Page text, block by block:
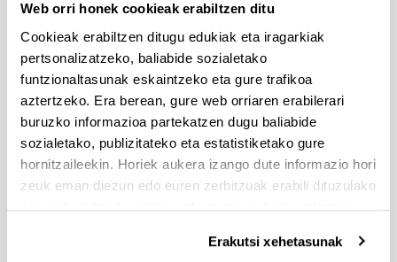
Web orri honek cookieak erabiltzen ditu
Cookieak erabiltzen ditugu edukiak eta iragarkiak
pertsonalizatzeko, baliabide sozialetako
funtzionaltasunak eskaintzeko eta gure trafikoa
aztertzeko. Era berean, gure web orriaren erabilerari
buruzko informazioa partekatzen dugu baliabide
sozialetako, publizitateko eta estatistiketako gure
hornitzaileekin. Horiek aukera izango dute informazio hori
zeuk eman diezun edo euren zerbitzuak erabili dituzulako
eskuratu duten bestelako informazio batekin uztartzeko.
Erakutsi xehetasunak
Los orígenes del sistema hospitalario moderno en
Vizcaya: el hospital de Basurto de Bilbao Asistencia
y caridad como estrategias de intervención social:
Iglesia, Estado y Comunidad (s. XV-XX). Abreu, L.
(ed.), 2007; 15 - 54
Pareja Alonso, Arantza
Las cigarreras del barrio
Bilbao y sus barrios: una mirada desde la
historia (volumen 2). Pérez Pérez, J. A. (ed.), 2007;
143 - 160
Zarraga Sangroniz, Karmele La contribución de la
demografía al proceso de modernización en las